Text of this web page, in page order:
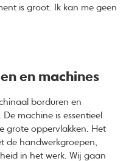
is groot. Ik kan me geen
en machines
borduren en
machine is essentieel
grote oppervlakken. Het
de handwerkgroepen,
in het werk. Wij gaan